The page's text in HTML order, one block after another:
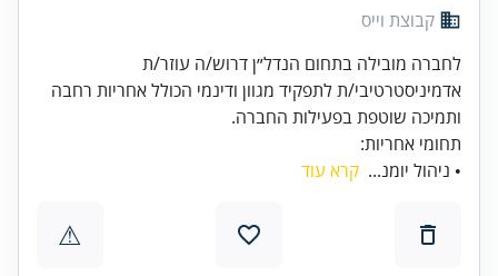
קבוצת וייס
לחברה מובילה בתחום הנדל״ן דרוש/ה עוזר/ת
אדמיניסטרטיבי/ת לתפקיד מגוון ודינמי הכולל אחריות רחבה
ותמיכה שוטפת בפעילות החברה.
תחומי אחריות:
• ניהול יומנ... קרא עוד
⚠